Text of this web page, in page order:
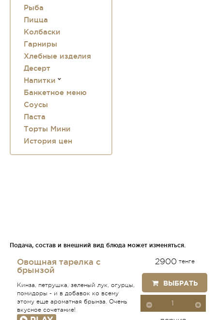
Рыба
Пицца
Колбаски
Гарниры
Хлебные изделия
Десерт
Напитки
Банкетное меню
Соусы
Паста
Торты Мини
История цен
Подача, состав и внешний вид блюда может изменяться.
Овощная тарелка с
брынзой
Кинза, петрушка, зеленый лук, огурцы,
помидоры - и в добавок ко всему
этому еще ароматная брынза. Очень
вкусное сочетание!
2900 тенге
ВЫБРАТЬ